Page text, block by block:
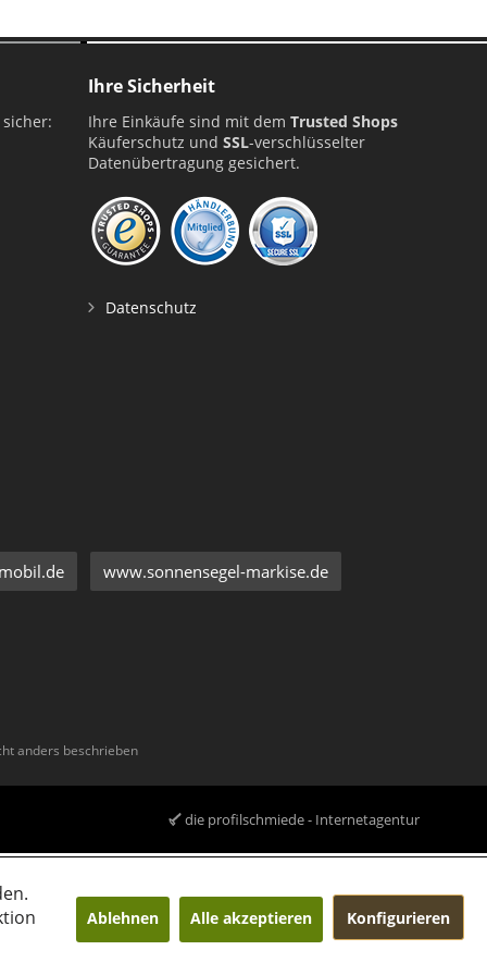
Ihre Sicherheit
Ihre Einkäufe sind mit dem Trusted Shops
Käuferschutz und SSL-verschlüsselter
Datenübertragung gesichert.
Datenschutz
www.sonnensegel-markise.de
anders beschrieben
die profilschmiede - Internetagentur
Ablehnen Alle akzeptieren Konfigurieren